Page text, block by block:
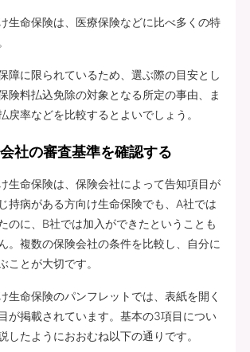
生命保険は、医療保険などに比べ多くの特
障に限られているため、選ぶ際の目安とし
険料払込免除の対象となる所定の事由、ま
戻率などを比較するとよいでしょう。
社の審査基準を確認する
生命保険は、保険会社によって告知項目が
持病がある方向け生命保険でも、A社では
のに、B社では加入ができたということも
。複数の保険会社の条件を比較し、自分に
ことが大切です。
生命保険のパンフレットでは、表紙を開く
が掲載されています。基本の3項目につい
したようにおおむね以下の通りです。